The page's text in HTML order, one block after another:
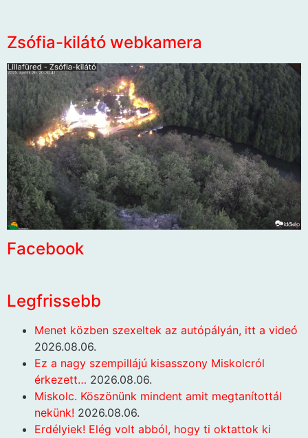
Zsófia-kilátó webkamera
Facebook
Legfrissebb
Menet közben szexeltek az autópályán, itt a videó
2026.08.06.
Ez a nagy szempillájú kisasszony Miskolcról
érkezett… 2026.08.06.
Miskolc. Köszönünk mindent amit megtanítottál
nekünk! 2026.08.06.
Erdélyiek! Elég volt abból, hogy ti oktattok ki